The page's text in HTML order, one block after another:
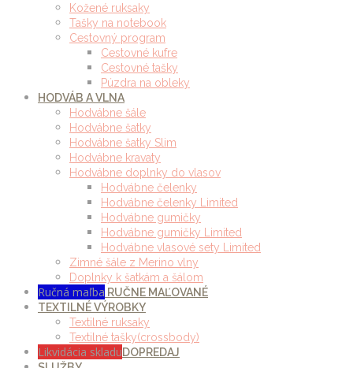
Kožené ruksaky
Tašky na notebook
Cestovný program
Cestovné kufre
Cestovné tašky
Púzdra na obleky
HODVÁB A VLNA
Hodvábne šále
Hodvábne šatky
Hodvábne šatky Slim
Hodvábne kravaty
Hodvábne doplnky do vlasov
Hodvábne čelenky
Hodvábne čelenky Limited
Hodvábne gumičky
Hodvábne gumičky Limited
Hodvábne vlasové sety Limited
Zimné šále z Merino vlny
Doplnky k šatkám a šálom
Ručná maľba RUČNE MAĽOVANÉ
TEXTILNÉ VÝROBKY
Textilné ruksaky
Textilné tašky(crossbody)
Likvidácia skladuDOPREDAJ